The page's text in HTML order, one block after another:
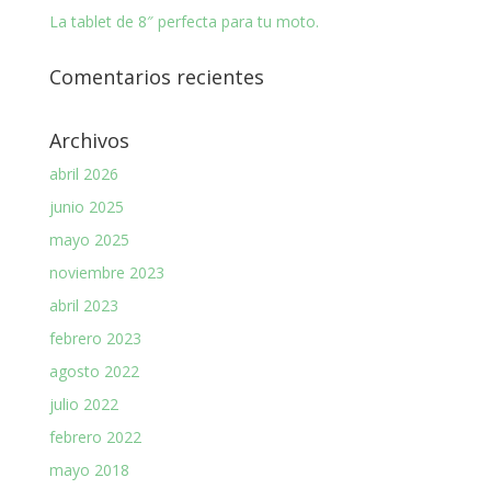
La tablet de 8″ perfecta para tu moto.
Comentarios recientes
Archivos
abril 2026
junio 2025
mayo 2025
noviembre 2023
abril 2023
febrero 2023
agosto 2022
julio 2022
febrero 2022
mayo 2018